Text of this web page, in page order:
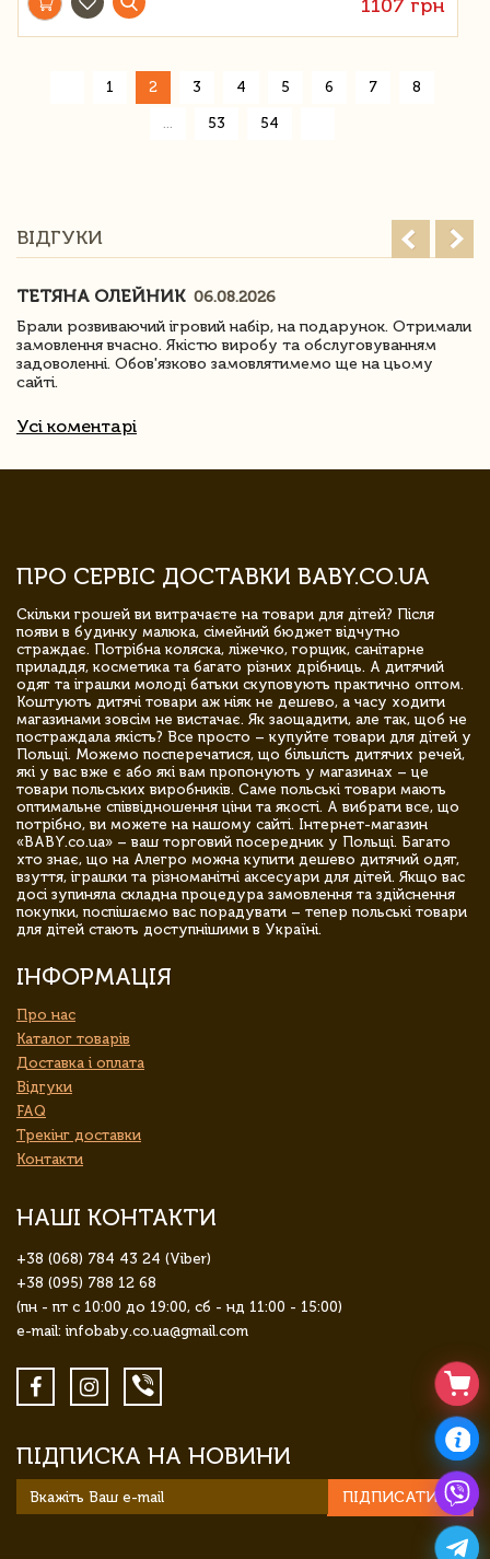
1107 грн
1 2 3 4 5 6 7 8
53 54
ВІДГУКИ
ТЕТЯНА ОЛЕЙНИК 06.08.2026
Брали розвиваючий ігровий набір, на подарунок. Отримали
замовлення вчасно. Якістю виробу та обслуговуванням
задоволенні. Обов'язково замовлятимемо ще на цьому
сайті.
Усі коментарі
ПРО СЕРВІС ДОСТАВКИ BABY.CO.UA
Скільки грошей ви витрачаєте на товари для дітей? Після
появи в будинку малюка, сімейний бюджет відчутно
страждає. Потрібна коляска, ліжечко, горщик, санітарне
приладдя, косметика та багато різних дрібниць. А дитячий
одяг та іграшки молоді батьки скуповують практично оптом.
Коштують дитячі товари аж ніяк не дешево, а часу ходити
магазинами зовсім не вистачає. Як заощадити, але так, щоб не
постраждала якість? Все просто – купуйте товари для дітей у
Польщі. Можемо посперечатися, що більшість дитячих речей,
які у вас вже є або які вам пропонують у магазинах – це
товари польських виробників. Саме польські товари мають
оптимальне співвідношення ціни та якості. А вибрати все, що
потрібно, ви можете на нашому сайті. Інтернет-магазин
«BABY.co.ua» – ваш торговий посередник у Польщі. Багато
хто знає, що на Алегро можна купити дешево дитячий одяг,
взуття, іграшки та різноманітні аксесуари для дітей. Якщо вас
досі зупиняла складна процедура замовлення та здійснення
покупки, поспішаємо вас порадувати – тепер польські товари
для дітей стають доступнішими в Україні.
ІНФОРМАЦІЯ
Про нас
Каталог товарів
Доставка і оплата
Відгуки
FAQ
Трекінг доставки
Контакти
НАШІ КОНТАКТИ
+38 (068) 784 43 24 (Viber)
+38 (095) 788 12 68
(пн - пт с 10:00 до 19:00, сб - нд 11:00 - 15:00)
e-mail: infobaby.co.ua@gmail.com
ПІДПИСКА НА НОВИНИ
ПІДПИСАТИСЯ